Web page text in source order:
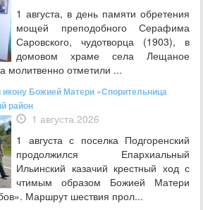
1 августа, в день памяти обретения
мощей преподобного Серафима
Саровского, чудотворца (1903), в
домовом храме села Лещаное
молитвенно отметили ...
Божией Матери «Спорительница
район
1 августа 2026
1 августа с поселка Подгоренский
продолжился Епархиальный
Ильинский казачий крестный ход с
чтимым образом Божией Матери
Маршрут шествия прол...